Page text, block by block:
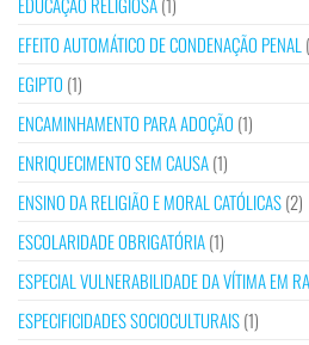
EFEITO AUTOMÁTICO DE CONDENAÇÃO PENAL
EGIPTO (1)
ENCAMINHAMENTO PARA ADOÇÃO (1)
ENRIQUECIMENTO SEM CAUSA(1)
ENSINO DA RELIGIÃO E MORAL CATÓLICAS(2)
ESCOLARIDADE OBRIGATÓRIA(1)
ESPECIAL VULNERABILIDADE DA VÍTIMA EM
ESPECIFICIDADES SOCIOCULTURAIS(1)